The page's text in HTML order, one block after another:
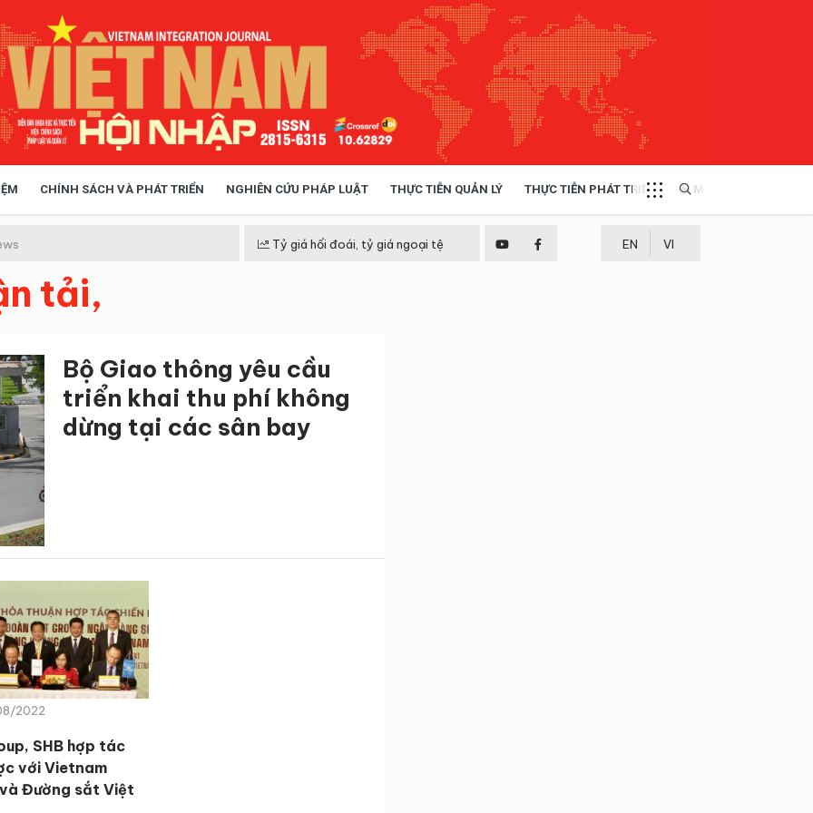
CHÍNH SÁCH VÀ PHÁT TRIỂN NGHIÊN CỨU PHÁP LUẬT THỰC TIỄN QUẢN LÝ THỰC TIỄN PHÁT TRIỂN MULTIMEDIA
Tỷ giá hối đoái, tỷ giá ngoại tệ EN VI
tải,
Bộ Giao thông yêu cầu
triển khai thu phí không
dừng tại các sân bay
2022
SHB hợp tác
với Vietnam
Đường sắt Việt